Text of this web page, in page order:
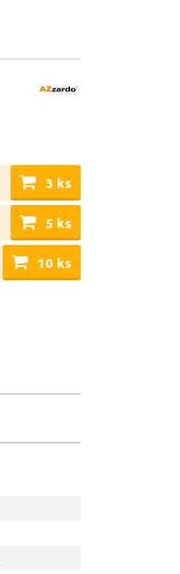
3 ks
5 ks
10 ks